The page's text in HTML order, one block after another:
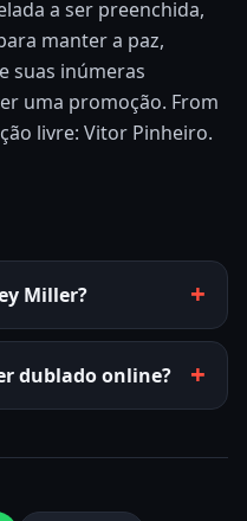
a ser preenchida,
manter a paz,
suas inúmeras
uma promoção. From
livre: Vitor Pinheiro.
Miller?
dublado online?